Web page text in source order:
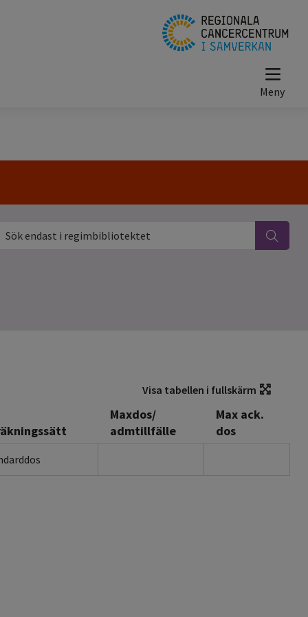
Sök endast i regimbibliotektet
Visa tabellen i fullskärm
Maxdos/
admtillfälle
Max ack.
dos